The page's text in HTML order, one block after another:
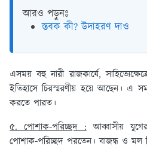
আরও পড়ুনঃ
স্তবক কী? উদাহরণ দাও
এসময় বহু নারী রাজকার্যে,
ইতিহাসে চিরস্মরণীয় হয়ে আছেন। এ
করতে পারত।
৫. পোশাক-পরিচ্ছদ :আব্বাসীয় যুগের
পোশাক-পরিচ্ছদ পরতেন। বাজন্ধ ও মল